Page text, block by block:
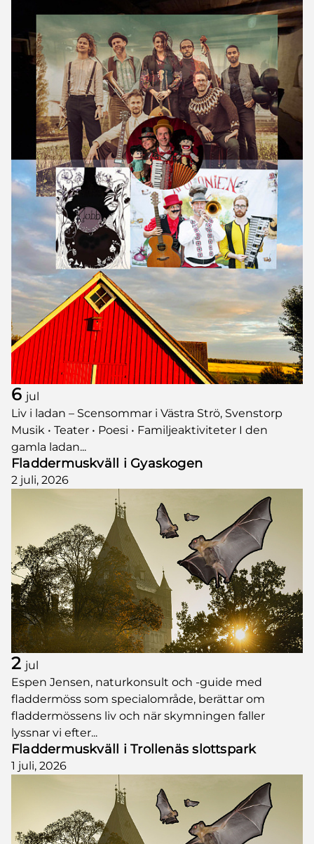
6 jul
Liv i ladan – Scensommar i Västra Strö, Svenstorp
Musik • Teater • Poesi • Familjeaktiviteter I den
gamla ladan...
Fladdermuskväll i Gyaskogen
2 juli, 2026
2 jul
Espen Jensen, naturkonsult och -guide med
fladdermöss som specialområde, berättar om
fladdermössens liv och när skymningen faller
lyssnar vi efter...
Fladdermuskväll i Trollenäs slottspark
1 juli, 2026